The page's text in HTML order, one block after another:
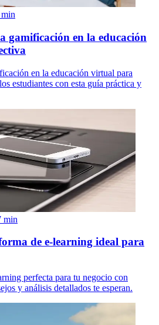
min
gamificación en la educación
en la educación virtual para
estudiantes con esta guía práctica y
min
de e-learning ideal para
perfecta para tu negocio con
y análisis detallados te esperan.